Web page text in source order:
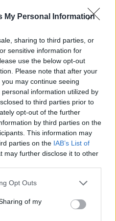
My Personal Information
sharing to third parties, or
sensitive information for
use the below opt-out
Please note that after your
may continue seeing
information utilized by
to third parties prior to
opt-out of the further
by third parties on the
This information may
parties on the IAB’s List of
may further disclose it to other
Opt Outs
of my